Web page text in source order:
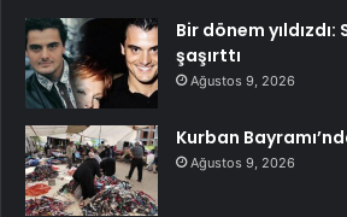
Bir dönem
şaşırttı
Ağustos 9, 2026
Kurban
Ağustos 9, 2026